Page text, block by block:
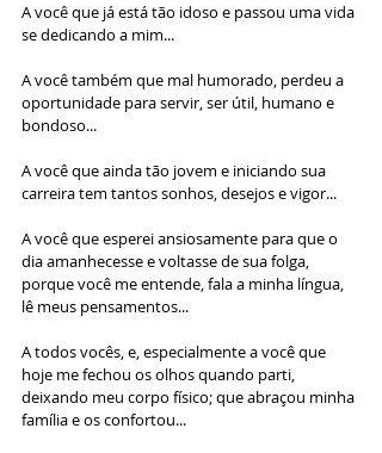
A você que já está tão idoso e passou uma vida
se dedicando a mim...
A você também que mal humorado, perdeu a
oportunidade para servir, ser útil, humano e
bondoso...
A você que ainda tão jovem e iniciando sua
A você que esperei ansiosamente para que o
dia amanhecesse e voltasse de sua folga,
porque você me entende, fala a minha língua,
lê meus pensamentos...
A todos vocês, e, especialmente a você que
hoje me fechou os olhos quando parti,
deixando meu corpo físico; que abraçou minha
família e os confortou...